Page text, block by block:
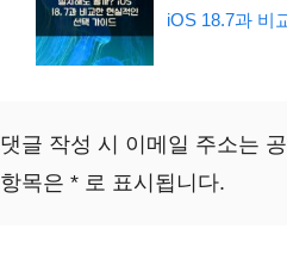
iOS 18.7과 비
댓글 작성 시 이메일 주소는
항목은 * 로 표시됩니다.